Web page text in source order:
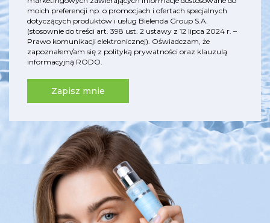
moich preferencji np. o promocjach i ofertach specjalnych
dotyczących produktów i usług Bielenda Group S.A.
(stosownie do treści art. 398 ust. 2 ustawy z 12 lipca 2024 r. –
Prawo komunikacji elektronicznej). Oświadczam, że
zapoznałem/am się z polityką prywatności oraz klauzulą
informacyjną RODO.
Zapisz mnie